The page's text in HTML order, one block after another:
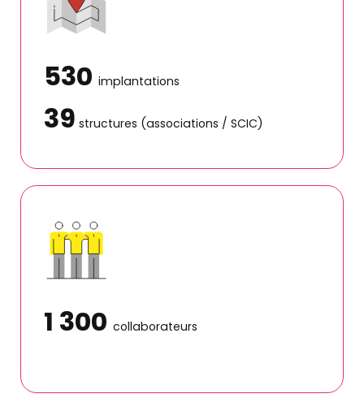
Formulaire de contact
Découvrir
Notreaccompagnement
d’accompagnement
530implantations
39 structures (associations / SCIC)
1 300collaborateurs